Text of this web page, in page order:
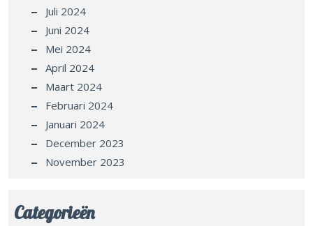
Juli 2024
Juni 2024
Mei 2024
April 2024
Maart 2024
Februari 2024
Januari 2024
December 2023
November 2023
Categorieën